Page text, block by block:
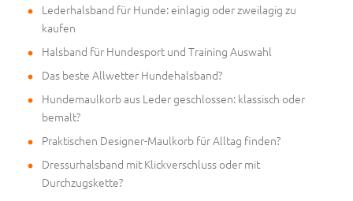
Lederhalsband für Hunde: einlagig oder zweilagig zu
kaufen
Halsband für Hundesport und Training Auswahl
Das beste Allwetter Hundehalsband?
Hundemaulkorb aus Leder geschlossen: klassisch oder
bemalt?
Praktischen Designer-Maulkorb für Alltag finden?
Dressurhalsband mit Klickverschluss oder mit
Durchzugskette?